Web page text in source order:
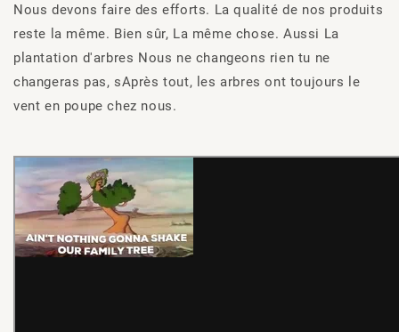
Nous devons faire des efforts. La qualité de nos produits
reste la même. Bien sûr, La même chose. Aussi La
plantation d'arbres Nous ne changeons rien tu ne
changeras pas, sAprès tout, les arbres ont toujours le
vent en poupe chez nous.